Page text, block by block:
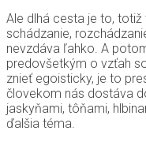
Ale dlhá cesta je to,
schádzanie,
nevzdáva ľahko. A
predovšetkým o vzťah
znieť egoisticky, je to
človekom nás dostáva
jaskyňami, tôňami,
ďalšia téma.